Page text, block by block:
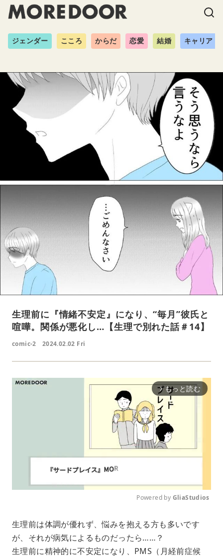
ジェンダー こころ からだ 恋愛 結婚 キャリア
生理前に『情緒不安定』になり、“毎月”彼氏と
喧嘩。関係が悪化し…【生理で別れた話＃14】
comic-2 2024.02.02 Fri
arrow_forward_ios もっと読む
u
e
Powered by GliaStudios
生理前は体調が優れず、悩みを抱える方も多いです
が、それが病気によるものだったら……？
生理前に精神的に不安定になり、PMS（月経前症候